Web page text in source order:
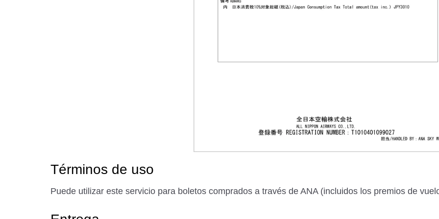
Términos de uso
Puede utilizar este servicio para boletos comprados a través de ANA (incluidos los premios de